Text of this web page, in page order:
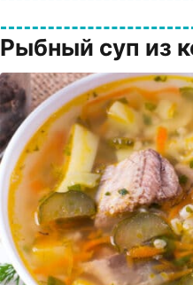
Рыбный суп из